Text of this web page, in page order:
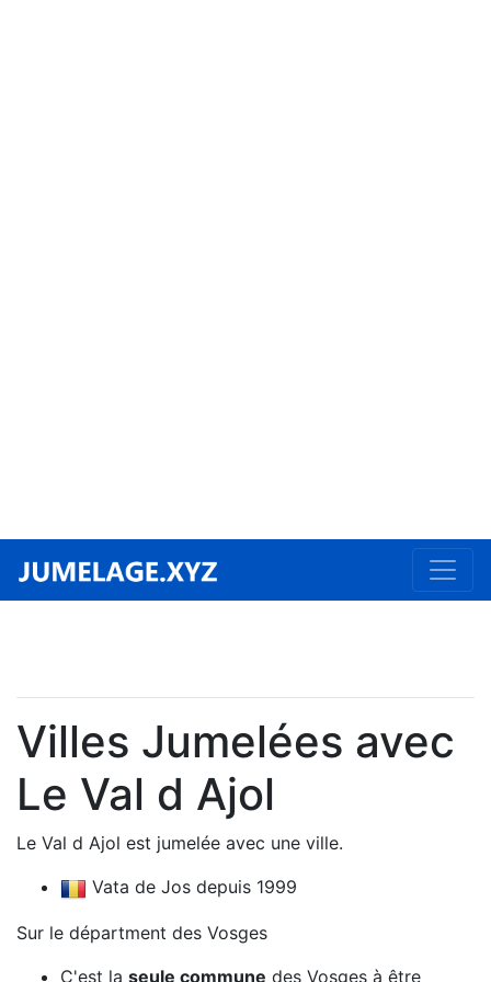
Villes Jumelées avec
Le Val d Ajol
Le Val d Ajol est jumelée avec une ville.
Vata de Jos depuis 1999
Sur le départment des Vosges
C'est la seule commune des Vosges à être